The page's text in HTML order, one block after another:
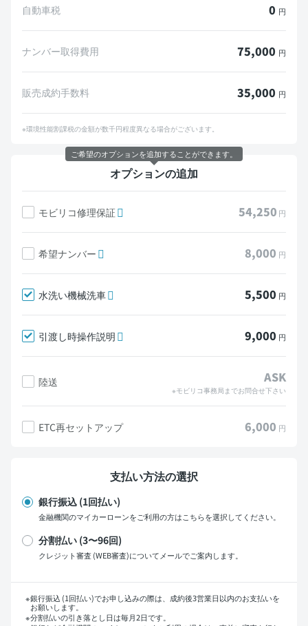
自動車税 0 円
ナンバー取得費用 75,000 円
販売成約手数料 35,000 円
※環境性能割課税の金額が数千円程度異なる場合がございます。
オプションの追加
モビリコ修理保証 54,250 円
希望ナンバー 8,000 円
水洗い機械洗車 5,500 円
引渡し時操作説明 9,000 円
陸送 ASK
※モビリコ事務局までお問合せ下さい
ETC再セットアップ 6,000 円
支払い方法の選択
銀行振込 (1回払い)
金融機関のマイカーローンをご利用の方はこちらを選択してください。
分割払い (3〜96回)
クレジット審査 (WEB審査)についてメールでご案内します。
支払い回数
銀行振込 (1回払い)でお申し込みの際は、成約後3営業日以内のお支払いを
お願いします。
分割払いの引き落とし日は毎月2日です。
ご希望のオプションを追加することができます。